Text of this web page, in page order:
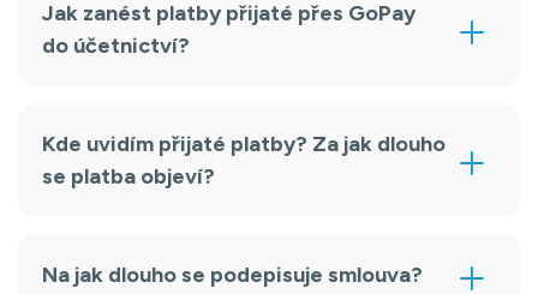
Jak zanést platby přijaté přes GoPay
do účetnictví?
Kde uvidím přijaté platby? Za jak dlouho
se platba objeví?
Na jak dlouho se podepisuje smlouva?